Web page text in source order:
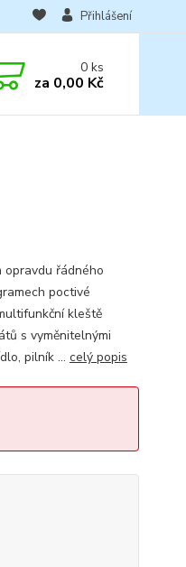
Přihlášení
0ks
za 0,00 Kč
opravdu řádného
poctivé
kleště
s vyměnitelnými
pilník ... celý popis